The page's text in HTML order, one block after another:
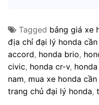
Tagged bảng giá xe
địa chỉ đại lý honda
accord, honda brio,
civic, honda cr-v,
nam, mua xe honda
trang chủ đại lý honda,